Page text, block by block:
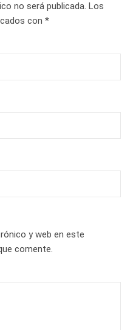
no será publicada. Los
con *
y web en este
comente.